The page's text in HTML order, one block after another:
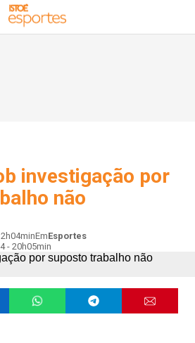
investigação por
não
EmEsportes
- 20h05min